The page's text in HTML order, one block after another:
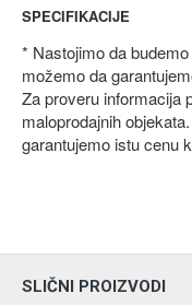
SPECIFIKACIJE
* Nastojimo da
možemo da
Za proveru informacija
maloprodajnih
garantujemo istu cenu
SLIČNI PROIZVODI